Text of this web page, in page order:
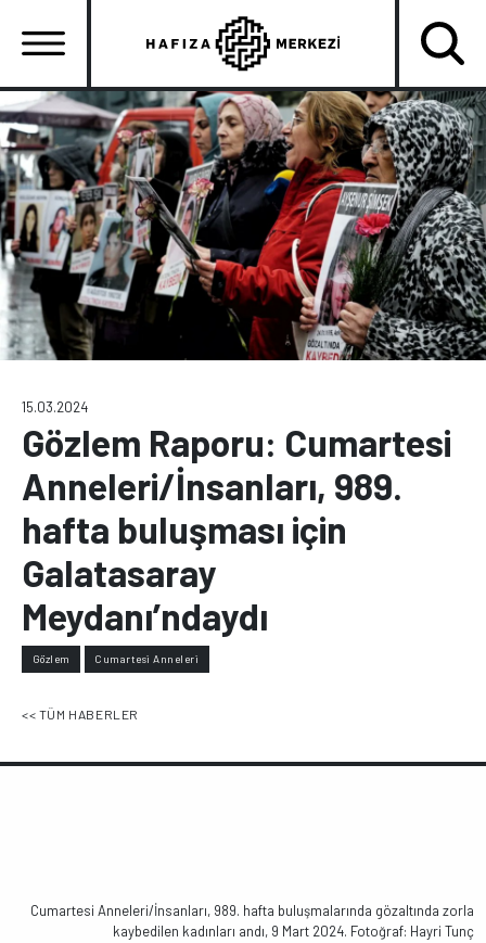
atla
Ana
gezinti
menüsü
15.03.2024
Gözlem Raporu: Cumartesi
Anneleri/İnsanları, 989.
hafta buluşması için
Galatasaray
Meydanı’ndaydı
Gözlem Cumartesi Anneleri
<< TÜM HABERLER
Cumartesi Anneleri/İnsanları, 989. hafta buluşmalarında gözaltında zorla
kaybedilen kadınları andı, 9 Mart 2024. Fotoğraf: Hayri Tunç